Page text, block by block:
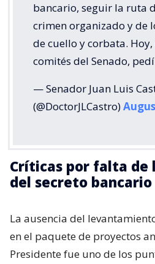
bancario, seguir la ruta
crimen organizado y de
de cuello y corbata.
comités del Senado,
— Senador Juan Luis
(@DoctorJLCastro)
Críticas por falta
del secreto bancario
La ausencia del
en el paquete de proyectos
Presidente fue uno de los